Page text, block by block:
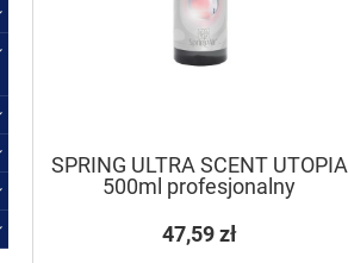
SPRING ULTRA SCENT UTOPIA
500ml profesjonalny
47,59 zł